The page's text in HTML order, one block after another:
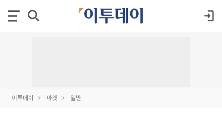
이투데이 마켓 일반